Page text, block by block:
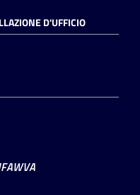
D'UFFICIO